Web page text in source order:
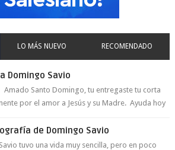
LO MÁS NUEVO RECOMENDADO
Domingo Savio
Amado Santo Domingo, tu entregaste tu corta
por el amor a Jesús y su Madre. Ayuda hoy
de Domingo Savio
tuvo una vida muy sencilla, pero en poco